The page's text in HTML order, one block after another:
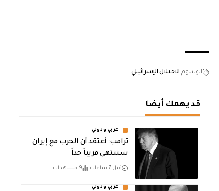
الوسوم الاحتلال الإسرائيلي
قد يهمك أيضا
عربي ودولي
‏ترامب: أعتقد أن الحرب مع إيران
ستنتهي قريباً جداً
قبل 7 ساعات 9 مشاهدات
عربي ودولي